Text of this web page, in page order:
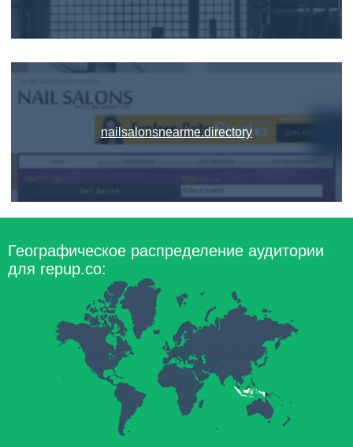
nailsalonsnearme.directory
Географическое распределение аудитории
для repup.co: